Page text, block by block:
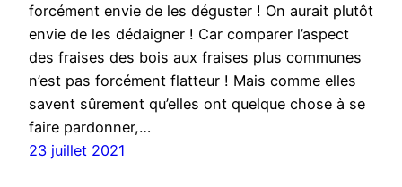
forcément envie de les déguster ! On aurait plutôt
envie de les dédaigner ! Car comparer l’aspect
des fraises des bois aux fraises plus communes
n’est pas forcément flatteur ! Mais comme elles
savent sûrement qu’elles ont quelque chose à se
faire pardonner,…
23 juillet 2021